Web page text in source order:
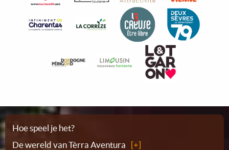
Plattegrond
Hoe speel je het?
De wereld van Tèrra Aventura